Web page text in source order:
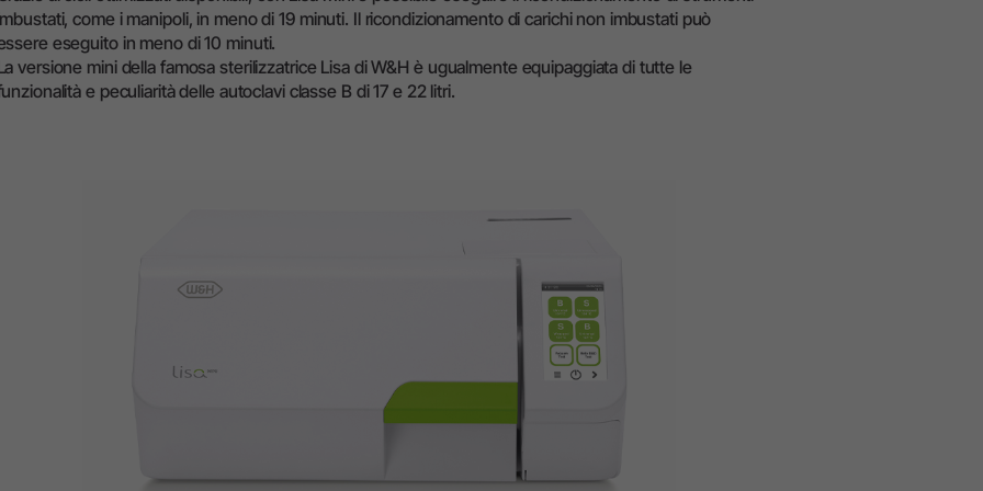
Panoramica di sistema
W&H AIMS
come i manipoli, in meno di 19 minuti. Il ricondizionamento di carichi non imbustati può
eseguito in meno di 10 minuti.
versione mini della famosa sterilizzatrice Lisa di W&H è ugualmente equipaggiata di tutte le
e peculiarità delle autoclavi classe B di 17 e 22 litri.